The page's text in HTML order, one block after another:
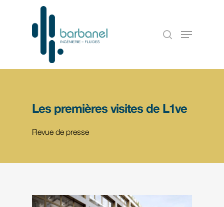
Les premières visites de L1ve
Revue de presse